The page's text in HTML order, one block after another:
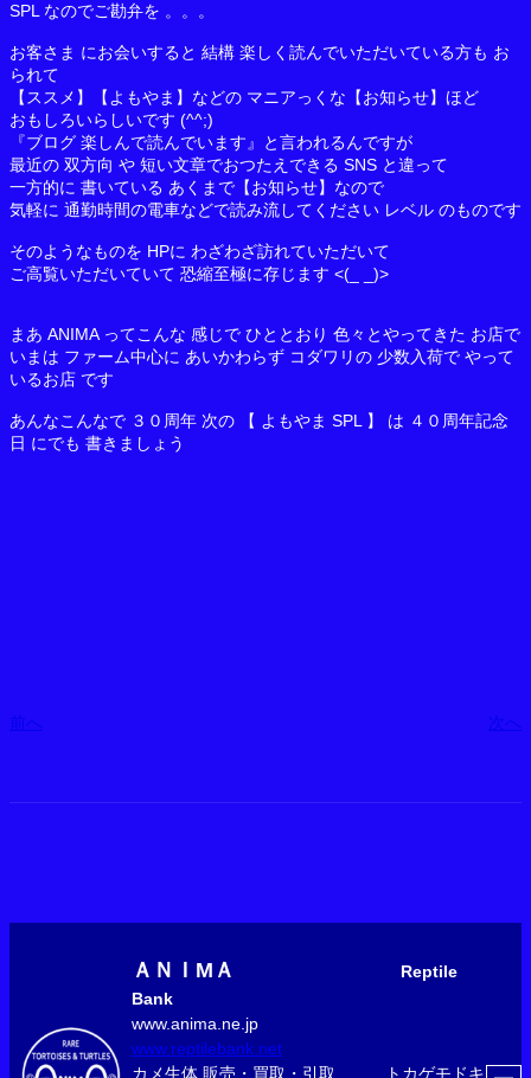
SPL なのでご勘弁を 。。。
お客さま にお会いすると 結構 楽しく読んでいただいている方も お
られて
【ススメ】【よもやま】などの マニアっくな【お知らせ】ほど
おもしろいらしいです (^^;)
『ブログ 楽しんで読んでいます』と言われるんですが
最近の 双方向 や 短い文章でおつたえできる SNS と違って
一方的に 書いている あくまで【お知らせ】なので
気軽に 通勤時間の電車などで読み流してください レベル のものです
そのようなものを HPに わざわざ訪れていただいて
ご高覧いただいていて 恐縮至極に存じます <(_ _)>
まあ ANIMA ってこんな 感じで ひととおり 色々とやってきた お店で
いまは ファーム中心に あいかわらず コダワリの 少数入荷で やって
いるお店 です
あんなこんなで ３０周年 次の 【 よもやま SPL 】 は ４０周年記念
日 にでも 書きましょう
前へ 次へ
ＡＮＩМＡ
Reptile
Bank
www.anima.ne.jp
www.reptilebank.net
カメ生体 販売・買取・引取 トカゲモドキ